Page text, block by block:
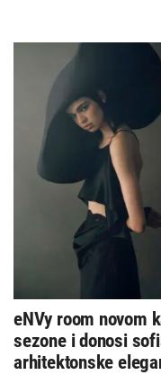
eNVy room novom
sezone i donosi
arhitektonske